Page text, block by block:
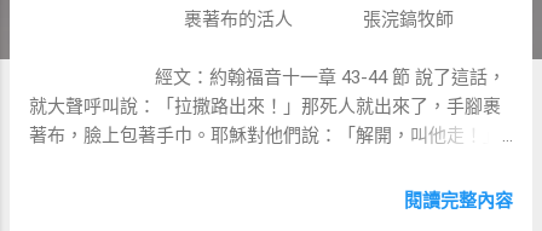
裹著布的活人 張浣鎬牧師
經文：約翰福音十一章 43-44 節 說了這話，
就大聲呼叫說：「拉撒路出來！」那死人就出來了，手腳裹
著布，臉上包著手巾。耶穌對他們說：「解開，叫他走！」
了，在 43-44 節裡，拉撒路三個不同的層面，是我們今天要
閱讀完整內容